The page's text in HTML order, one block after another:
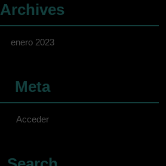
Archives
enero 2023
Meta
Acceder